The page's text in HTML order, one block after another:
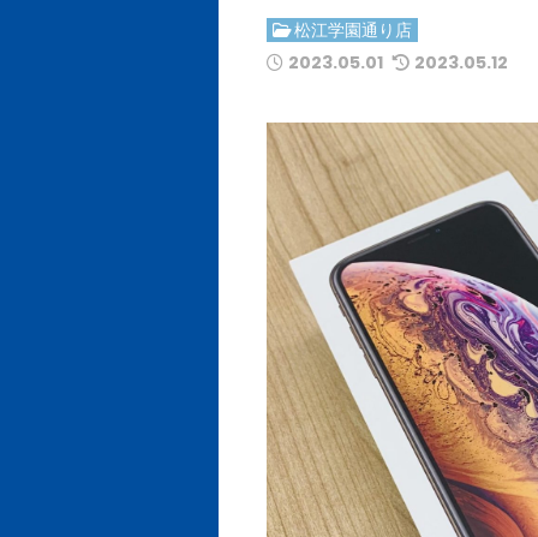
松江学園通り店
2023.05.01 2023.05.12